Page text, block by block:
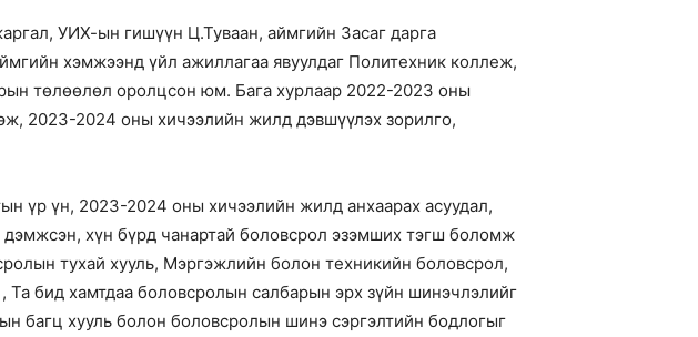
УИХ-ын гишүүн Ц.Туваан, аймгийн Засаг дарга
хэмжээнд үйл ажиллагаа явуулдаг Политехник коллеж,
төлөөлөл оролцсон юм. Бага хурлаар 2022-2023 оны
2023-2024 оны хичээлийн жилд дэвшүүлэх зорилго,
үр үн, 2023-2024 оны хичээлийн жилд анхаарах асуудал,
хүн бүрд чанартай боловсрол эзэмших тэгш боломж
тухай хууль, Мэргэжлийн болон техникийн боловсрол,
Та бид хамтдаа боловсролын салбарын эрх зүйн шинэчлэлийг
багц хууль болон боловсролын шинэ сэргэлтийн бодлогыг